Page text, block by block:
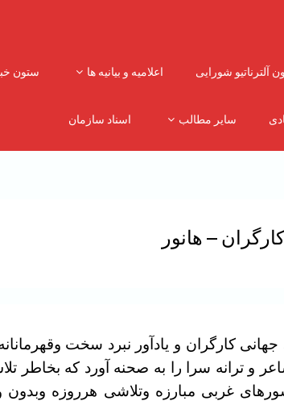
آلترناتیو شورایی اعلامیه و بیانیه ها ستون
سایر مطالب اسناد سازمان
– هانور
و ترانه سرا را به صحنه آورد که بخاطر
غربی مبارزه وتلاشی هرروزه وبدون